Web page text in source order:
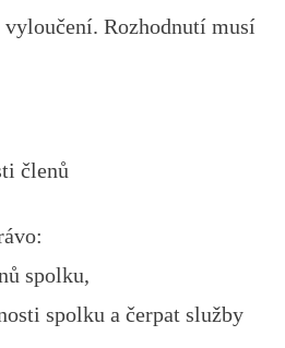
Rozhodnutí musí
členů
spolku,
spolku a čerpat služby